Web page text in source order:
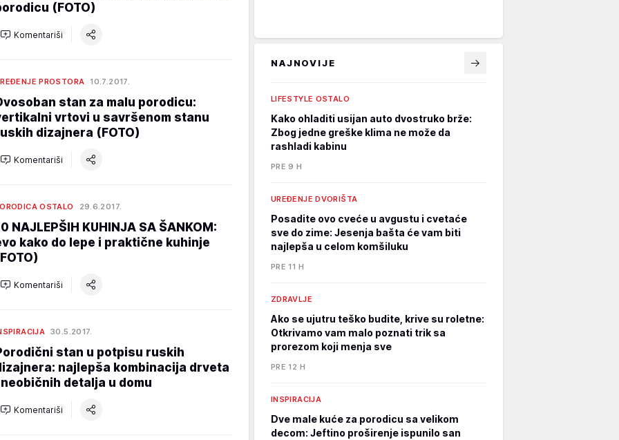
(FOTO)
Komentariši
PROSTORA 10.7.2017.
stan za malu porodicu:
vrtovi u savršenom stanu
dizajnera (FOTO)
Komentariši
OSTALO 29.6.2017.
NAJLEPŠIH KUHINJA SA ŠANKOM:
kako do lepe i praktične kuhinje
Komentariši
30.5.2017.
stan u potpisu ruskih
najlepša kombinacija drveta
detalja u domu
Komentariši
NAJNOVIJE
LIFESTYLE OSTALO
Kako ohladiti usijan auto dvostruko brže:
Zbog jedne greške klima ne može da
rashladi kabinu
PRE 9 H
UREĐENJE DVORIŠTA
Posadite ovo cveće u avgustu i cvetaće
sve do zime: Jesenja bašta će vam biti
najlepša u celom komšiluku
PRE 11 H
ZDRAVLJE
Ako se ujutru teško budite, krive su roletne:
Otkrivamo vam malo poznati trik sa
prorezom koji menja sve
PRE 12 H
INSPIRACIJA
Dve male kuće za porodicu sa velikom
decom: Jeftino proširenje ispunilo san